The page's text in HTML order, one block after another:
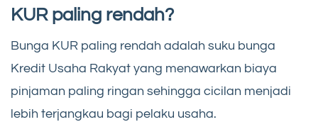
KUR paling rendah?
Bunga KUR paling rendah adalah suku bunga
Kredit Usaha Rakyat yang menawarkan biaya
pinjaman paling ringan sehingga cicilan menjadi
lebih terjangkau bagi pelaku usaha.